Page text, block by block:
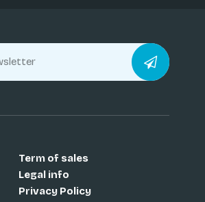
Term of sales
Legal info
Privacy Policy